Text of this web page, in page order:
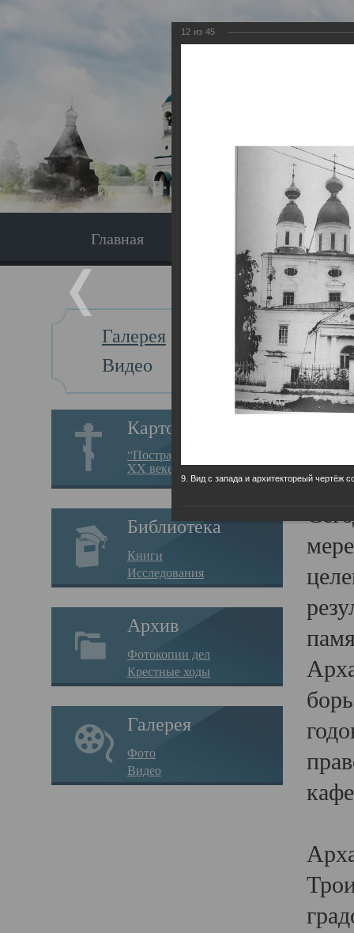
Главная Экскурсия
Галерея
Видео
Картотека
“Пострадавшие за веру в
XX веке на Севере”
Библиотека
Книги
Исследования
Архив
Фотокопии дел
Крестные ходы
Галерея
Фото
Видео
Главная
12 из 45
9. Вид с запада и архитектореый чертёж